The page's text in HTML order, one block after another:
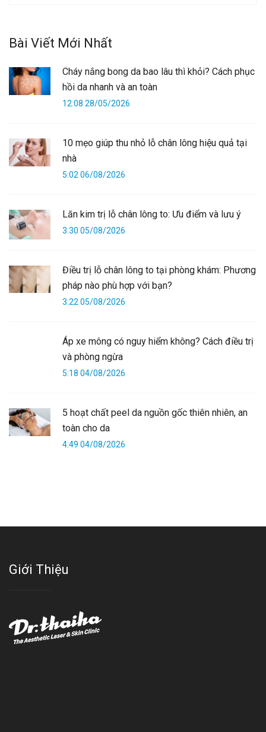
Bài Viết Mới Nhất
Cháy nắng bong da bao lâu thì khỏi? Cách phục
hồi da nhanh và an toàn
12:08 28/05/2026
10 mẹo giúp thu nhỏ lỗ chân lông hiệu quả tại
nhà
5:02 06/08/2026
Lăn kim trị lỗ chân lông to: Ưu điểm và lưu ý
3:30 05/08/2026
Điều trị lỗ chân lông to tại phòng khám: Phương
pháp nào phù hợp với bạn?
3:22 05/08/2026
Áp xe mông có nguy hiểm không? Cách điều trị
và phòng ngừa
5:18 04/08/2026
5 hoạt chất peel da nguồn gốc thiên nhiên, an
toàn cho da
4:49 04/08/2026
Giới Thiệu